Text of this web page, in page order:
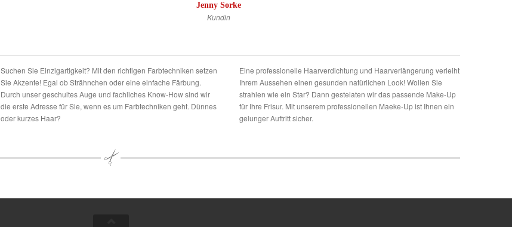
Jenny Sorke
Kundin
Suchen Sie Einzigartigkeit? Mit den richtigen Farbtechniken setzen
Sie Akzente! Egal ob Strähnchen oder eine einfache Färbung.
Durch unser geschultes Auge und fachliches Know-How sind wir
die erste Adresse für Sie, wenn es um Farbtechniken geht. Dünnes
oder kurzes Haar?
Eine professionelle Haarverdichtung und Haarverlängerung verleiht
Ihrem Aussehen einen gesunden natürlichen Look! Wollen Sie
strahlen wie ein Star? Dann gestelaten wir das passende Make-Up
für Ihre Frisur. Mit unserem professionellen Maeke-Up ist Ihnen ein
gelunger Auftritt sicher.